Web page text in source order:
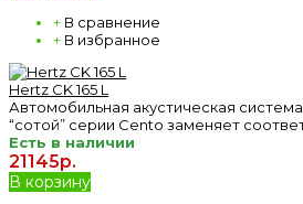
+ В сравнение
+ В избранное
Hertz CK 165 L
Автомобильная акустическая система
“сотой” серии Cento заменяет
Есть в наличии
21145р.
В корзину